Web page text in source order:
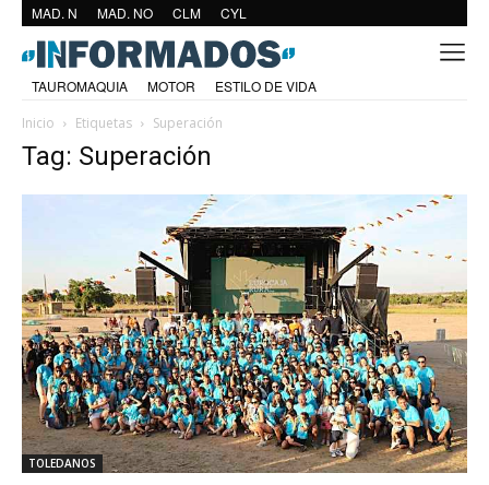
MAD. N MAD. NO CLM CYL
TAUROMAQUIA MOTOR
ESTILO DE VIDA
Inicio
Etiquetas Superación
Tag: Superación
TOLEDANOS